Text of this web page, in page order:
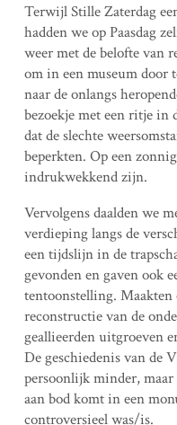
Terwijl Stille Zaterdag
hadden we op Paasdag
weer met de belofte van
om in een museum door
naar de onlangs
bezoekje met een ritje in
dat de slechte
beperkten. Op een
indrukwekkend zijn.
Vervolgens daalden we
verdieping langs de
een tijdslijn in de
gevonden en gaven ook
tentoonstelling.
reconstructie van de
geallieerden uitgroeven
De geschiedenis van de
persoonlijk minder,
aan bod komt in een
controversieel was/is.